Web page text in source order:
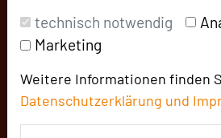
technisch notwendig
Marketing
Weitere Informationen finden
Datenschutzerklärung und